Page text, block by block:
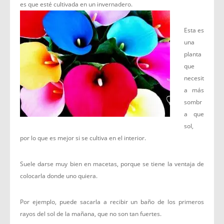
es que esté cultivada en un invernadero.
Esta es
una
planta
que
necesit
a más
sombr
a que
sol,
por lo que es mejor si se cultiva en el interior.
Suele darse muy bien en macetas, porque se tiene la ventaja de
colocarla donde uno quiera.
Por ejemplo, puede sacarla a recibir un baño de los primeros
rayos del sol de la mañana, que no son tan fuertes.